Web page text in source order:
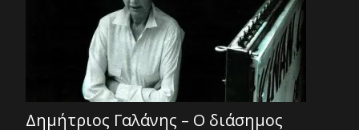
Δημήτριος Γαλάνης – Ο διάσημος